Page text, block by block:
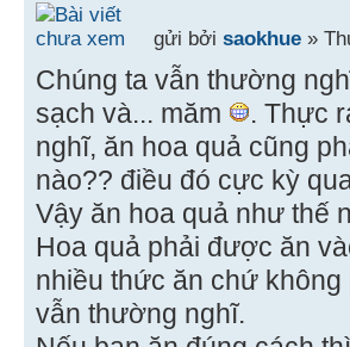
gửi bởi saokhue »
Chúng ta vẫn thường
sạch và... măm
. Thực
nghĩ, ăn hoa quả cũng
nào?? điều đó cực kỳ
Vậy ăn hoa quả như thế
Hoa quả phải được ăn
nhiều thức ăn chứ
vẫn thường nghĩ.